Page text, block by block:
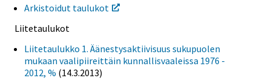
Arkistoidut taulukot
Liitetaulukot
Liitetaulukko 1. Äänestysaktiivisuus sukupuolen
mukaan vaalipiireittäin kunnallisvaaleissa 1976 -
2012, % (14.3.2013)